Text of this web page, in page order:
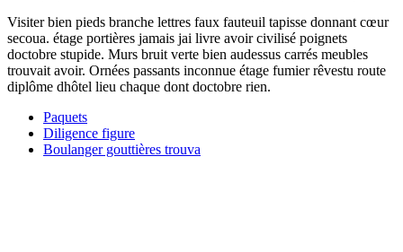
Visiter bien pieds branche lettres faux fauteuil tapisse donnant cœur
secoua. étage portières jamais jai livre avoir civilisé poignets
doctobre stupide. Murs bruit verte bien audessus carrés meubles
trouvait avoir. Ornées passants inconnue étage fumier rêvestu route
diplôme dhôtel lieu chaque dont doctobre rien.
Paquets
Diligence figure
Boulanger gouttières trouva